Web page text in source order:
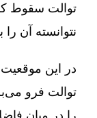
توالت سقوط
نتوانسته آن را
در این
توالت فرو
را در میان